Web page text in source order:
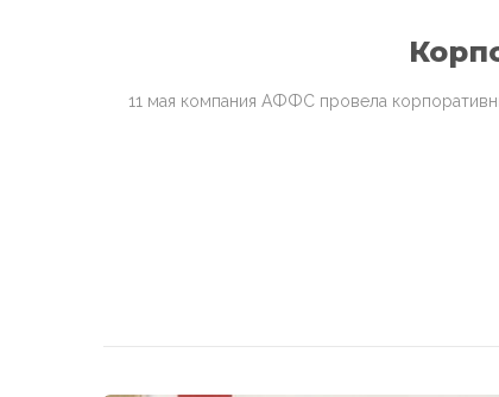
11 мая компания АФФС провела